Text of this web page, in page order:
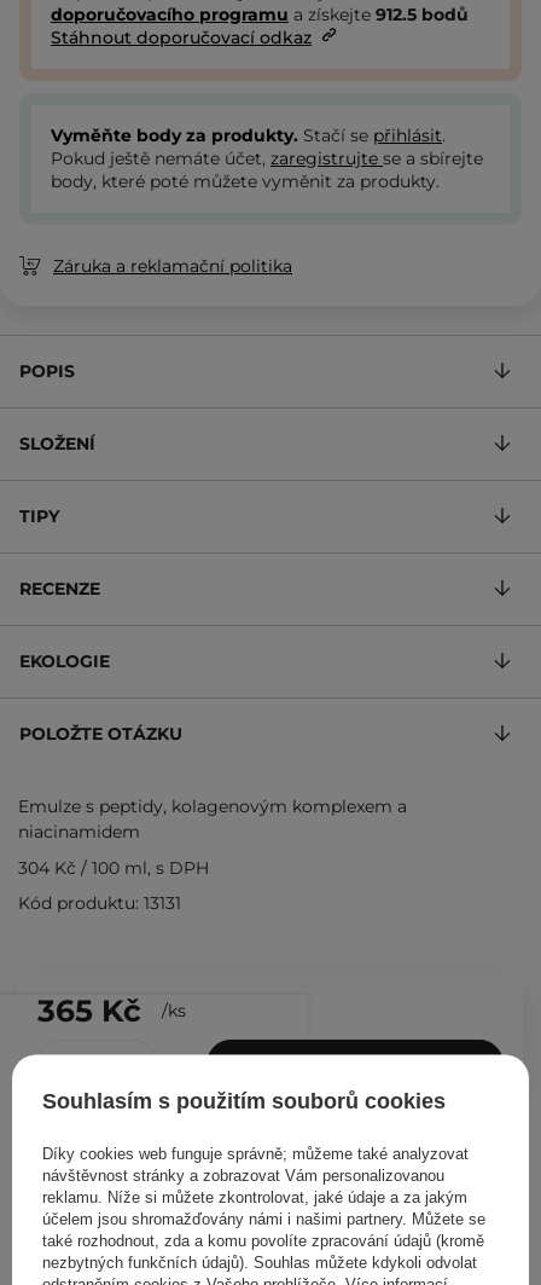
365 Kč /ks
doporučovacího programu a získejte 912.5 bodů
Stáhnout doporučovací odkaz
Vyměňte body za produkty. Stačí se přihlásit.
Pokud ještě nemáte účet, zaregistrujte se a sbírejte
body, které poté můžete vyměnit za produkty.
Záruka a reklamační politika
POPIS
SLOŽENÍ
TIPY
RECENZE
EKOLOGIE
POLOŽTE OTÁZKU
Emulze s peptidy, kolagenovým komplexem a
niacinamidem
304 Kč / 100 ml, s DPH
Kód produktu: 13131
Ostatní zákazníci si prohlédli
Souhlasím s použitím souborů cookies
Díky cookies web funguje správně; můžeme také analyzovat
návštěvnost stránky a zobrazovat Vám personalizovanou
reklamu. Níže si můžete zkontrolovat, jaké údaje a za jakým
účelem jsou shromažďovány námi i našimi partnery. Můžete se
také rozhodnout, zda a komu povolíte zpracování údajů (kromě
nezbytných funkčních údajů). Souhlas můžete kdykoli odvolat